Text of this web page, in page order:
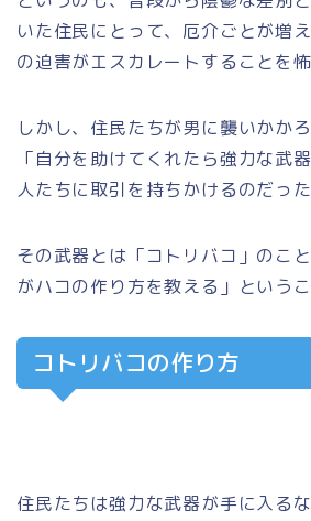
いた住民にとって、厄介ごとが増
の迫害がエスカレートすることを怖
しかし、住民たちが男に襲いかか
「自分を助けてくれたら強力な武
人たちに取引を持ちかけるのだった
その武器とは「コトリバコ」のこ
がハコの作り方を教える」というこ
コトリバコの作り方
住民たちは強力な武器が手に入る